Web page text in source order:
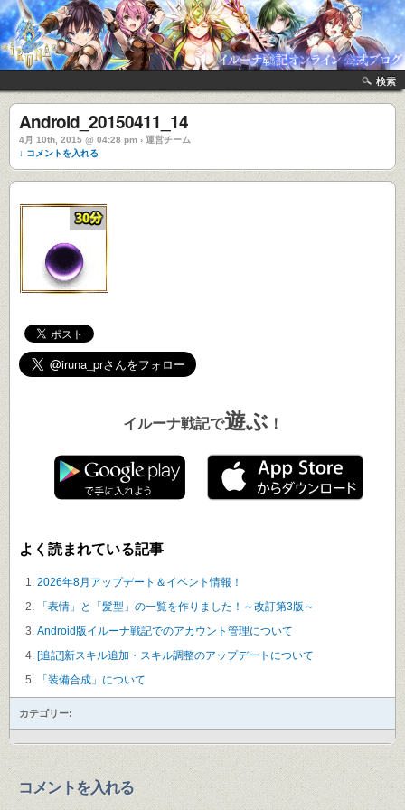
検索
Android_20150411_14
4月 10th, 2015 @ 04:28 pm › 運営チーム
↓ コメントを入れる
イルーナ戦記で遊ぶ ！
よく読まれている記事
2026年8月アップデート＆イベント情報！
「表情」と「髪型」の一覧を作りました！～改訂第3版～
Android版イルーナ戦記でのアカウント管理について
[追記]新スキル追加・スキル調整のアップデートについて
「装備合成」について
カテゴリー:
コメントを入れる